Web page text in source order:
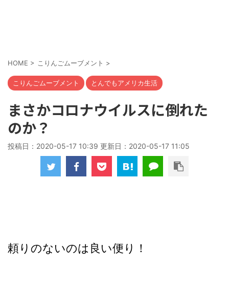
HOME > こりんごムーブメント >
こりんごムーブメント とんでもアメリカ生活
まさかコロナウイルスに倒れた
のか？
投稿日：2020-05-17 10:39 更新日： 2020-05-17 11:05
頼りのないのは良い便り！